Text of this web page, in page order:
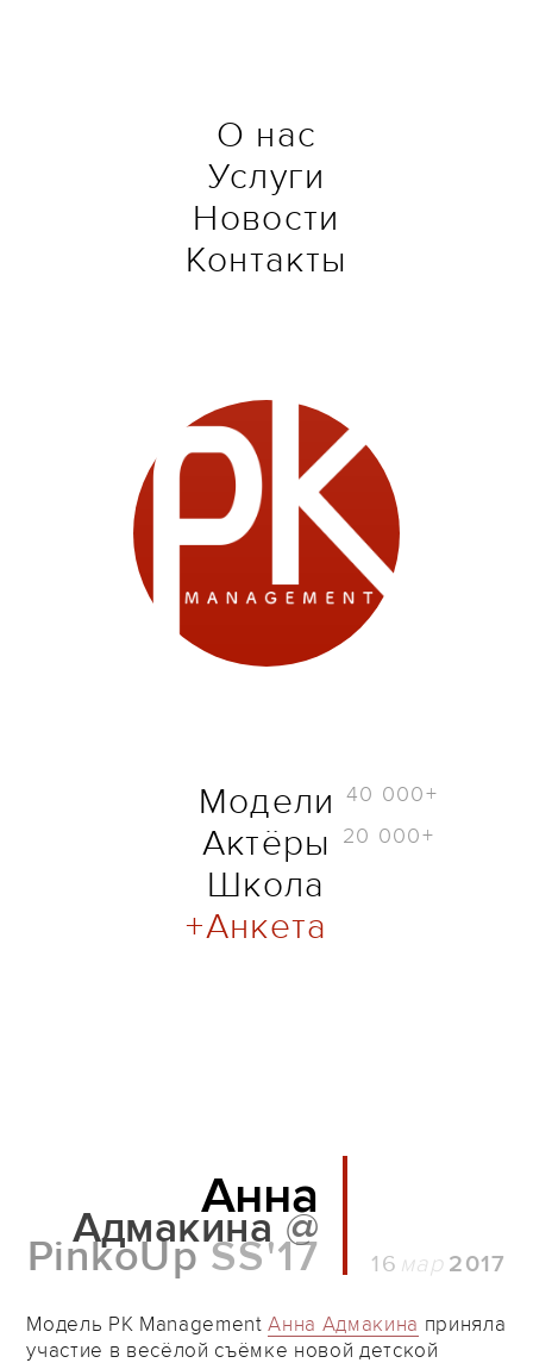
О нас
Услуги
Новости
Контакты
Модели 40 000+
Актёры 20 000+
Школа
Анкета
Анна
Адмакина @
PinkoUp SS'17 16 2017
Модель PK ManagementАнна Адмакина приняла
участие в весёлой съёмке новой детской